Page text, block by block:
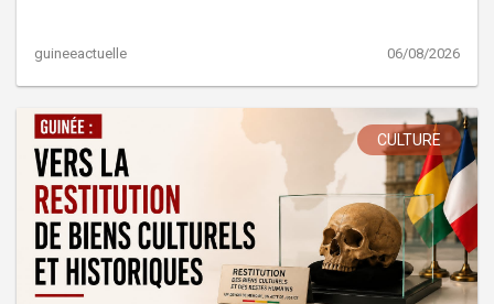
guineeactuelle 06/08/2026
CULTURE